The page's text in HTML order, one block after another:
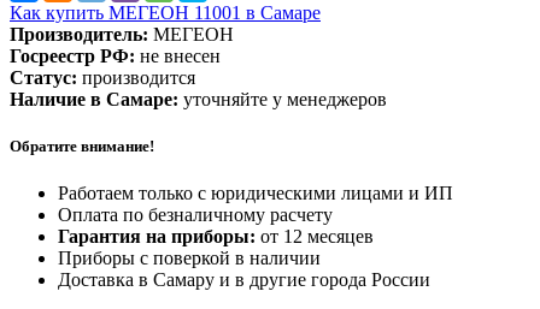
Как купить МЕГЕОН 11001 в Самаре
Производитель: МЕГЕОН
Госреестр РФ: не внесен
Статус: производится
Наличие в Самаре: уточняйте у менеджеров
Обратите внимание!
Работаем только с юридическими лицами и ИП
Оплата по безналичному расчету
Гарантия на приборы: от 12 месяцев
Приборы с поверкой в наличии
Доставка в Самару и в другие города России